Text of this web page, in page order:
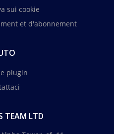
sui cookie
et d'abonnement
plugin
TEAM LTD